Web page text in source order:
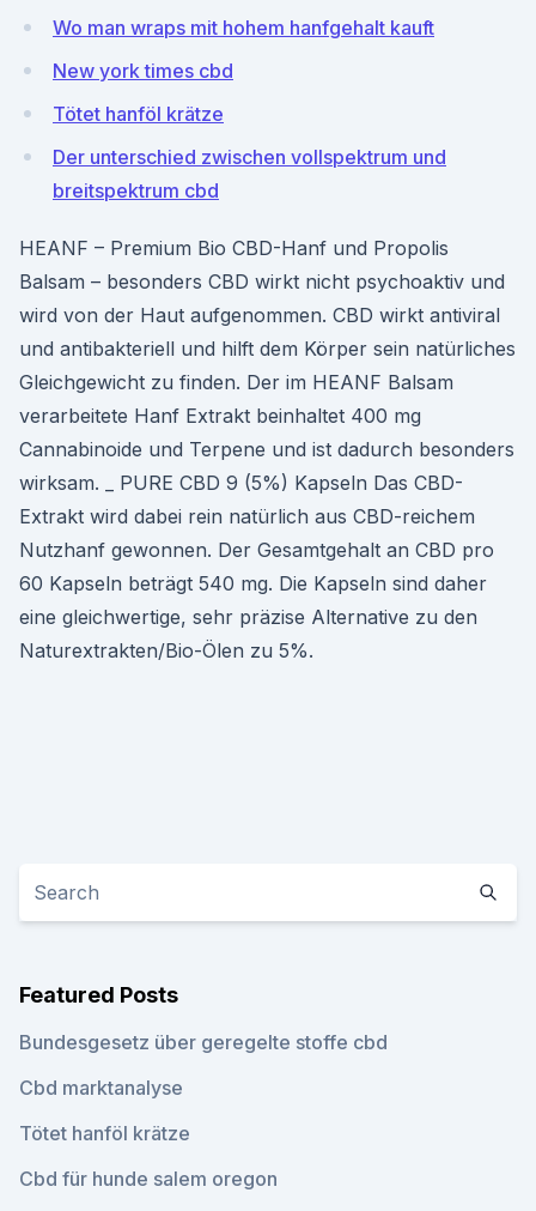
Wo man wraps mit hohem hanfgehalt kauft
New york times cbd
Tötet hanföl krätze
Der unterschied zwischen vollspektrum und
breitspektrum cbd
HEANF – Premium Bio CBD-Hanf und Propolis
Balsam – besonders CBD wirkt nicht psychoaktiv und
wird von der Haut aufgenommen. CBD wirkt antiviral
und antibakteriell und hilft dem Körper sein natürliches
Gleichgewicht zu finden. Der im HEANF Balsam
verarbeitete Hanf Extrakt beinhaltet 400 mg
Cannabinoide und Terpene und ist dadurch besonders
wirksam. _ PURE CBD 9 (5%) Kapseln Das CBD-
Extrakt wird dabei rein natürlich aus CBD-reichem
Nutzhanf gewonnen. Der Gesamtgehalt an CBD pro
60 Kapseln beträgt 540 mg. Die Kapseln sind daher
eine gleichwertige, sehr präzise Alternative zu den
Naturextrakten/Bio-Ölen zu 5%.
Featured Posts
Bundesgesetz über geregelte stoffe cbd
Cbd marktanalyse
Tötet hanföl krätze
Cbd für hunde salem oregon